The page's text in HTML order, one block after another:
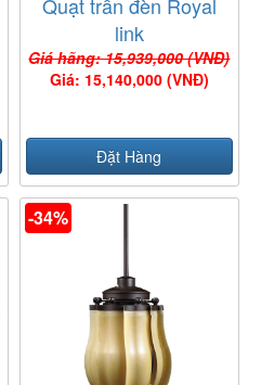
Quạt trần đèn Royal
link
Giá hãng: 15,939,000 (VNĐ)
Giá: 15,140,000 (VNĐ)
Đặt Hàng
-34%